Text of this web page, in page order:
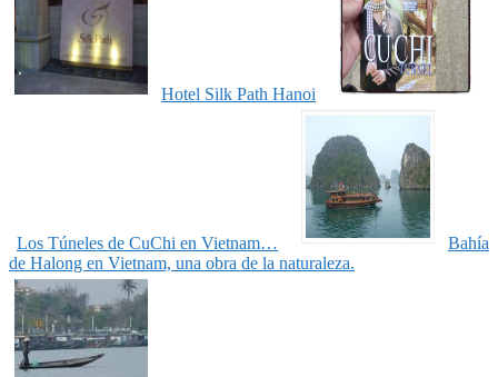
Hotel Silk Path Hanoi
Los Túneles de CuChi en Vietnam…
Bahía
de Halong en Vietnam, una obra de la naturaleza.